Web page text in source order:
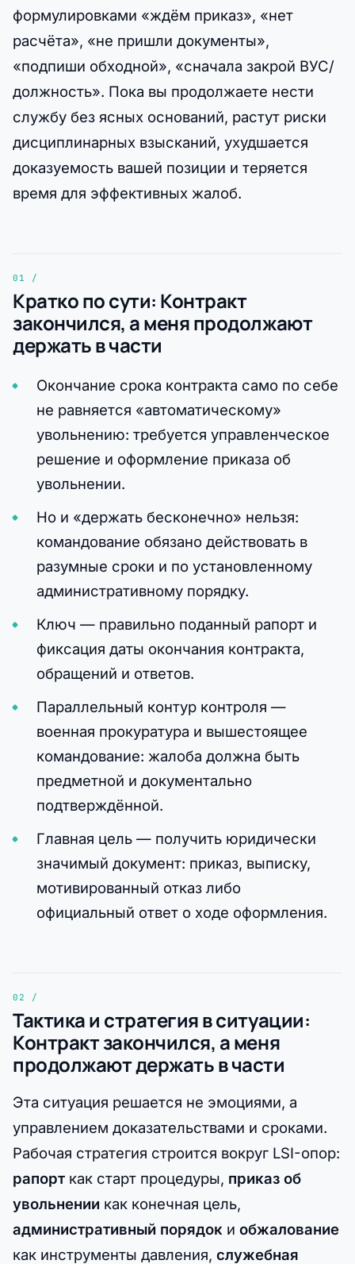
формулировками «ждём приказ», «нет
расчёта», «не пришли документы»,
«подпиши обходной», «сначала закрой ВУС/
должность». Пока вы продолжаете нести
службу без ясных оснований, растут риски
дисциплинарных взысканий, ухудшается
доказуемость вашей позиции и теряется
время для эффективных жалоб.
Кратко по сути: Контракт
закончился, а меня продолжают
держать в части
Окончание срока контракта само по себе
не равняется «автоматическому»
увольнению: требуется управленческое
решение и оформление приказа об
увольнении.
Но и «держать бесконечно» нельзя:
командование обязано действовать в
разумные сроки и по установленному
административному порядку.
Ключ — правильно поданный рапорт и
фиксация даты окончания контракта,
обращений и ответов.
Параллельный контур контроля —
военная прокуратура и вышестоящее
командование: жалоба должна быть
предметной и документально
подтверждённой.
Главная цель — получить юридически
значимый документ: приказ, выписку,
мотивированный отказ либо
официальный ответ о ходе оформления.
Тактика и стратегия в ситуации:
Контракт закончился, а меня
продолжают держать в части
Эта ситуация решается не эмоциями, а
управлением доказательствами и сроками.
Рабочая стратегия строится вокруг LSI-опор:
рапорт как старт процедуры, приказ об
увольнении как конечная цель,
административный порядок и обжалование
как инструменты давления, служебная